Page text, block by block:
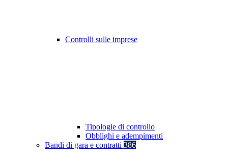
Controlli sulle imprese
Tipologie di controllo
Obblighi e adempimenti
Bandi di gara e contratti 386